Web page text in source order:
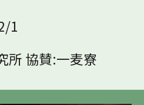
1
所 協賛:一麦寮